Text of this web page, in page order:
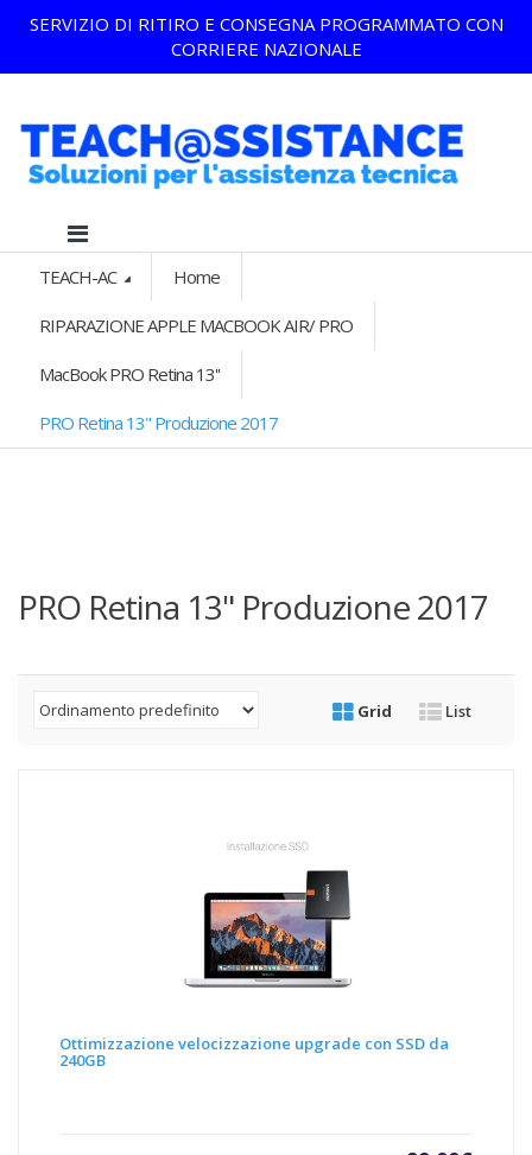
SERVIZIO DI RITIRO E CONSEGNA PROGRAMMATO CON
CORRIERE NAZIONALE
TEACH-AC Home
RIPARAZIONE APPLE MACBOOK AIR/ PRO
MacBook PRO Retina 13''
PRO Retina 13" Produzione 2017
PRO Retina 13" Produzione 2017
Grid List
Ottimizzazione velocizzazione upgrade con SSD da
240GB